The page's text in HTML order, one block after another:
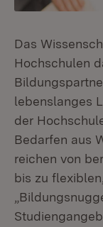
Das
Hochschulen
lebenslanges
der
Bedarfen aus
reichen von
bis zu